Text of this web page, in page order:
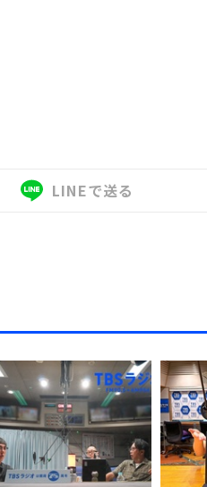
LINEで送る